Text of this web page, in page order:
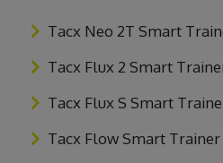
Tacx Neo 2T Smart
Tacx Flux 2 Smart
Tacx Flux S Smart
Tacx Flow Smart Trainer